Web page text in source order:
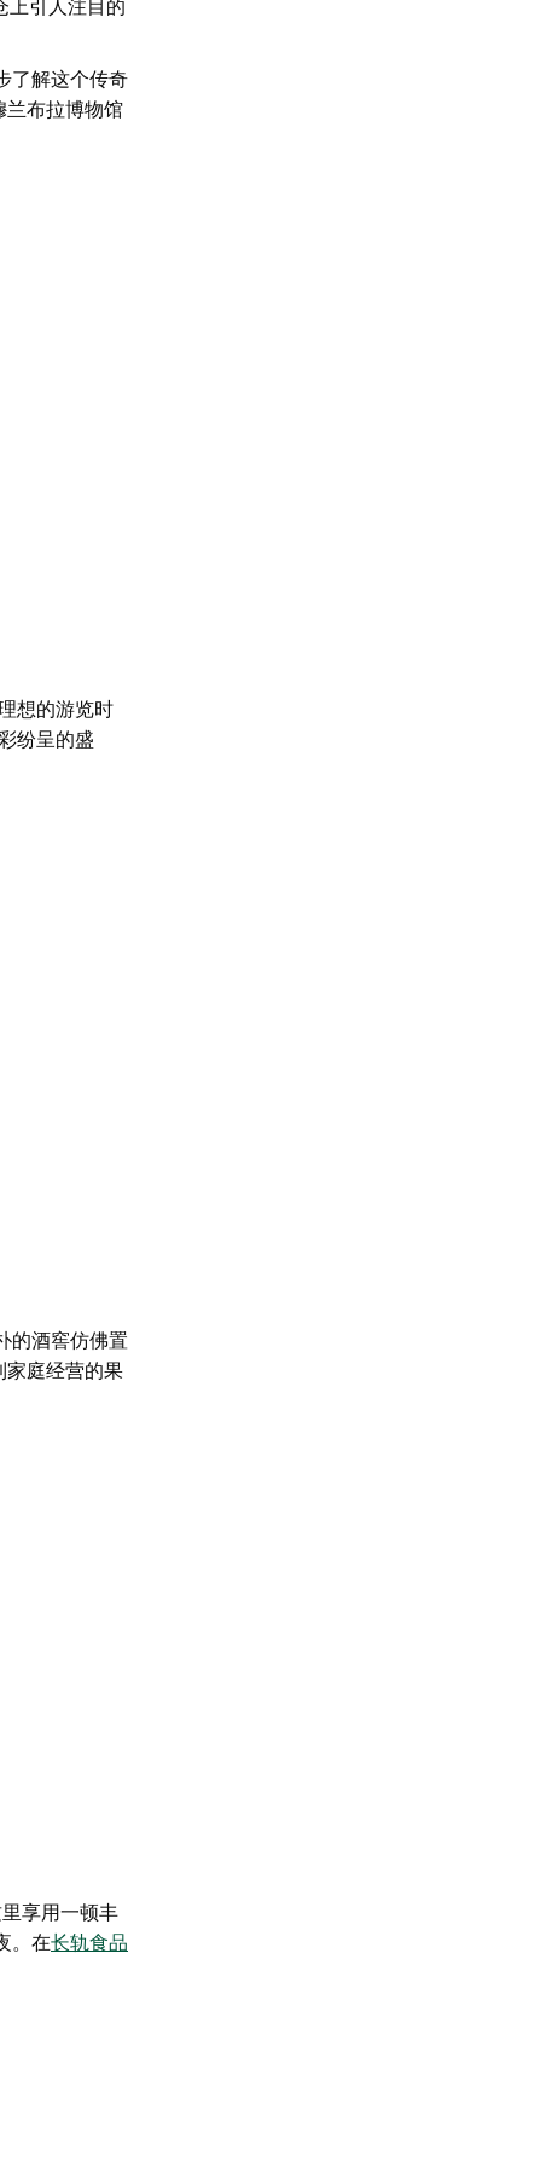
上引人注目的
了解这个传奇
兰布拉博物馆
想的游览时
纷呈的盛
的酒窖仿佛置
家庭经营的果
享用一顿丰
。在长轨食品